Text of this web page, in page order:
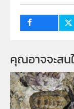
คุณอาจจะสน